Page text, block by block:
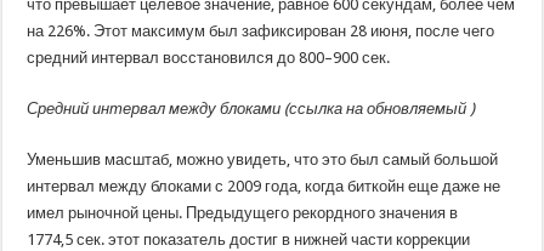
что превышает целевое значение, равное 600 секундам, более чем
на 226%. Этот максимум был зафиксирован 28 июня, после чего
средний интервал восстановился до 800–900 сек.
Средний интервал между блоками (ссылка на обновляемый )
Уменьшив масштаб, можно увидеть, что это был самый большой
интервал между блоками с 2009 года, когда биткойн еще даже не
имел рыночной цены. Предыдущего рекордного значения в
1774,5 сек. этот показатель достиг в нижней части коррекции